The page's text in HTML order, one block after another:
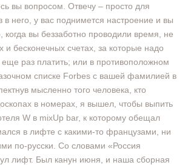
вы вопросом. Отвечу – просто для
него, у вас поднимется настроение и вы
когда вы беззаботно проводили время, не
и бесконечных счетах, за которые надо
еще раз платить; или в противоположном
списке Forbes с вашей фамилией в
мысленно того человека, кто
в номерах, я вышел, чтобы выпить
W в mixUp bar, к которому обещал
в лифте с какими-то французами, ни
по-русски. Со словами «Россия
лифт. Был канун июня, и наша сборная